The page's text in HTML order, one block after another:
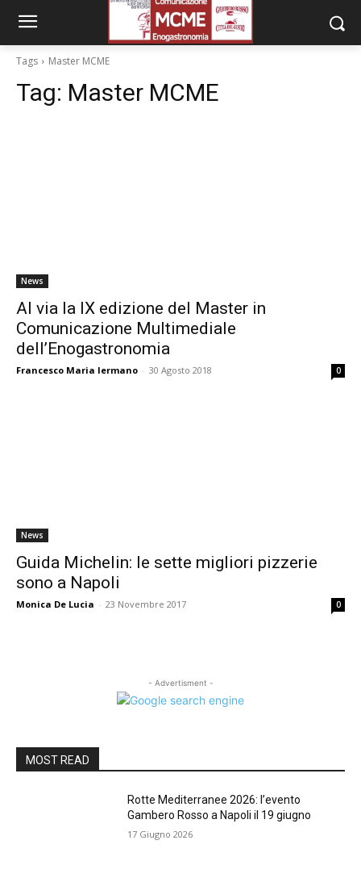
Tags Master MCME
Tag: Master MCME
News
Al via la IX edizione del Master in
Comunicazione Multimediale
dell’Enogastronomia
Francesco Maria Iermano - 30 Agosto 2018 0
News
Guida Michelin: le sette migliori pizzerie
sono a Napoli
Monica De Lucia - 23 Novembre 2017 0
- Advertisment -
MOST READ
Rotte Mediterranee 2026: l’evento
Gambero Rosso a Napoli il 19 giugno
17 Giugno 2026